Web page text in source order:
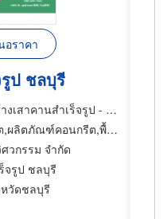
อราคา
ป ชลบุรี
โรงงานผลิตและติดตั้งโครงสร้างเสาคานสำเร็จรูป - แก้วกานต์ วิศวกรรม
สำเร็จรูป (คอนกรีตเสริมเหล็กและอัดแรง)
วกรรม จำกัด
จรูป ชลบุรี
หวัดชลบุรี